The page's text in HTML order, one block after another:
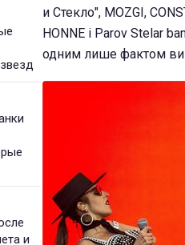
и
и Стекло", MOZGI,
HONNE і Parov Stelar
одним лише фактом